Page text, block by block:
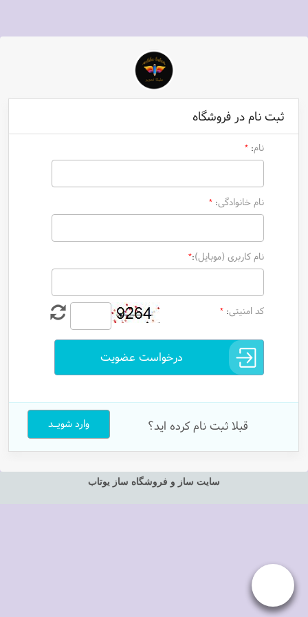
ثبت نام در فروشگاه
:
* نام
:
* نام خانوادگی
:
* نام کاربری (موبایل)
:
* کد امنیتی
درخواست عضویت
قبلا ثبت نام کرده اید؟ وارد شویـد
سایت ساز و فروشگاه ساز یوتاب